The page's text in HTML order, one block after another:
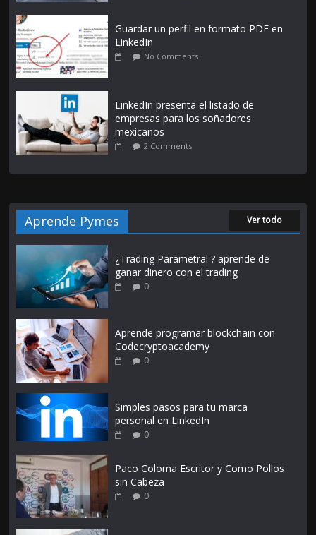
Guardar un perfil en formato PDF en
LinkedIn
No Comments
LinkedIn presenta el listado de
empresas para los soñadores
mexicanos
2 Comments
Aprende Pymes Ver todo
¿Trading Parametral ? aprende de
ganar dinero con el trading
0
Aprende programar blockchain con
Codecryptoacademy
0
Simples pasos para tu marca
personal en LinkedIn
0
Paco Coloma Escritor y Como Pollos
sin Cabeza
0